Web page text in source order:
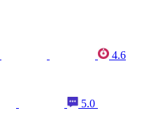
4.6
5.0